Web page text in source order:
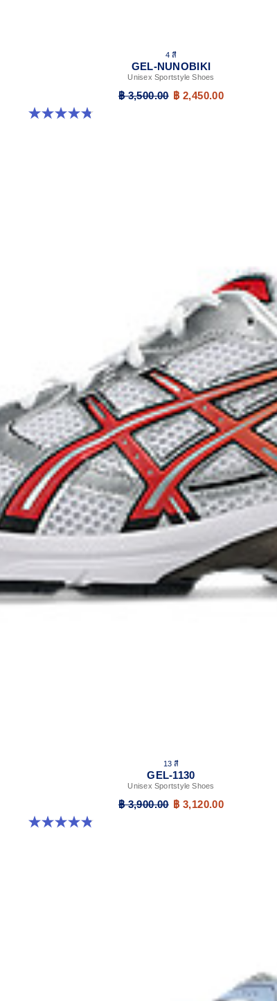
4 สี
GEL-NUNOBIKI
Unisex Sportstyle Shoes
฿ 3,500.00 ฿ 2,450.00
4.8 จาก 5 ดาว 179 รีวิว
13 สี
GEL-1130
Unisex Sportstyle Shoes
฿ 3,900.00 ฿ 3,120.00
4.8 จาก 5 ดาว 397 รีวิว